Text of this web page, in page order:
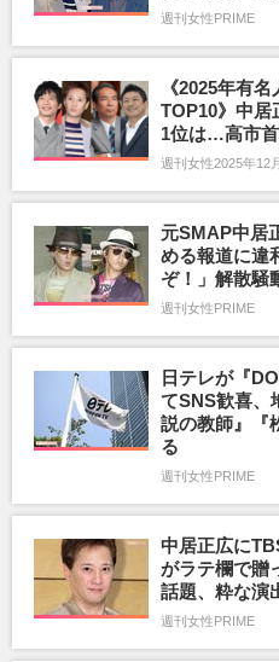
週刊女性PRIME
《2025年有
TOP10》中居
1位は…高市
週刊女性2025年12
元SMAP中居
める報道に違
ぞ！」解散騒
週刊女性PRIME
日テレが『
てSNS歓喜、
説の教師』『
る
週刊女性PRIME
中居正広に
がラテ欄で贈
話題、粋な演
週刊女性PRIME